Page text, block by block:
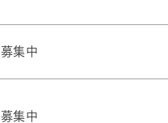
募集中
募集中